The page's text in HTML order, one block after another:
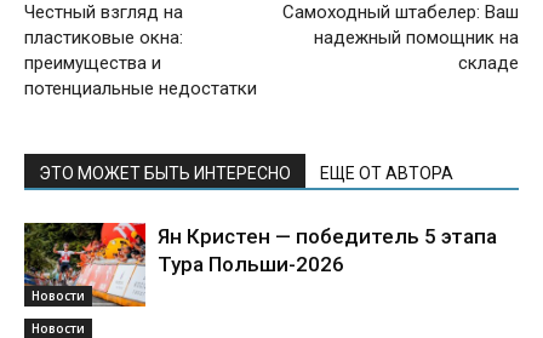
Честный взгляд на
пластиковые окна:
преимущества и
потенциальные недостатки
Самоходный штабелер: Ваш
надежный помощник на
складе
ЭТО МОЖЕТ БЫТЬ ИНТЕРЕСНО ЕЩЕ ОТ АВТОРА
Новости
Ян Кристен — победитель 5 этапа
Тура Польши-2026
Новости